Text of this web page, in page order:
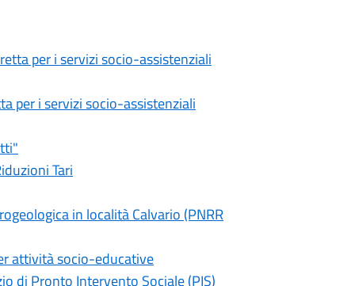
per i servizi socio-assistenziali
per i servizi socio-assistenziali
Tari
in località Calvario (PNRR
attività socio-educative
di Pronto Intervento Sociale (PIS)